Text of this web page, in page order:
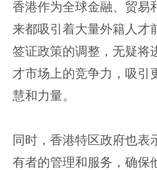
香港作为全球金融、贸易
来都吸引着大量外籍人才
签证政策的调整，无疑将
才市场上的竞争力，吸引
慧和力量。
同时，香港特区政府也表
有者的管理和服务，确保